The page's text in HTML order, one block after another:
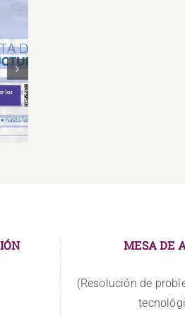
MESA DE
(Resolución de